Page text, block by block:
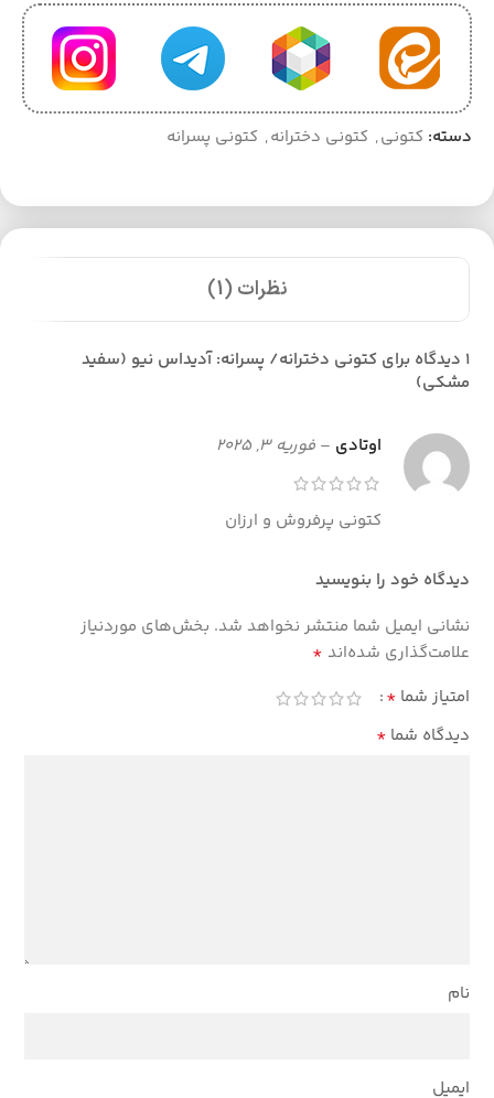
دسته: کتونی, کتونی دخترانه, کتونی پسرانه
نظرات (1)
1 دیدگاه برای
کتونی دخترانه/ پسرانه: آدیداس نیو (سفید
مشکی)
اوتادی – فوریه 3, 2025
کتونی پرفروش و ارزان
دیدگاه خود را بنویسید
نشانی ایمیل شما منتشر نخواهد شد. بخش‌های موردنیاز
علامت‌گذاری شده‌اند *
امتیاز شما *
دیدگاه شما *
نام
ایمیل